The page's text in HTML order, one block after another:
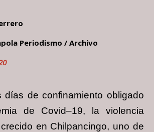
Periodismo / Archivo
días de confinamiento obligado
de Covid–19, la violencia
en Chilpancingo, uno de